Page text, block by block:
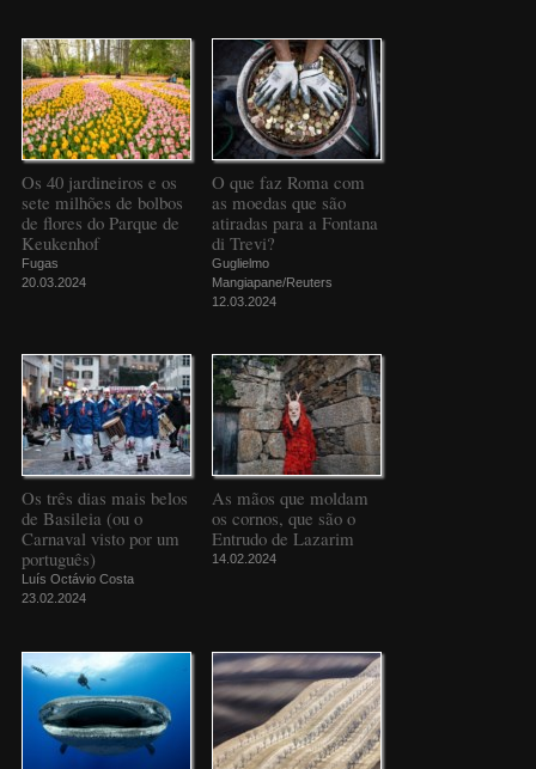
Os 40 jardineiros e os
sete milhões de bolbos
de flores do Parque de
Keukenhof
Fugas
20.03.2024
O que faz Roma com
as moedas que são
atiradas para a Fontana
di Trevi?
Guglielmo
Mangiapane/Reuters
12.03.2024
Os três dias mais belos
de Basileia (ou o
Carnaval visto por um
português)
Luís Octávio Costa
23.02.2024
As mãos que moldam
os cornos, que são o
Entrudo de Lazarim
14.02.2024